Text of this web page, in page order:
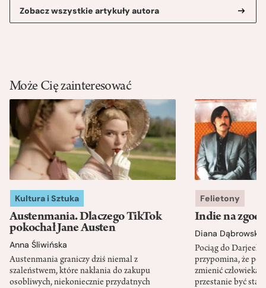
Zobacz wszystkie artykuły autora
Może Cię zainteresować
Kultura i Sztuka
Austenmania. Dlaczego TikTok
pokochał Jane Austen
Anna Śliwińska
Austenmania graniczy dziś niemal z
szaleństwem, które nakłania do zakupu
osobliwych, niekoniecznie przydatnych
Felietony
Indie na
Diana Dąbrowska
Pociąg do
przypomina, że
zmienić człowieka
przestanie być